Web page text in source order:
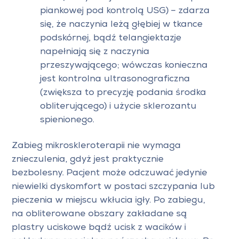
piankowej pod kontrolą USG) – zdarza
się, że naczynia leżą głębiej w tkance
podskórnej, bądź telangiektazje
napełniają się z naczynia
przeszywającego; wówczas konieczna
jest kontrolna ultrasonograficzna
(zwiększa to precyzję podania środka
obliterującego) i użycie sklerozantu
spienionego.
Zabieg mikroskleroterapii nie wymaga
znieczulenia, gdyż jest praktycznie
bezbolesny. Pacjent może odczuwać jedynie
niewielki dyskomfort w postaci szczypania lub
pieczenia w miejscu wkłucia igły. Po zabiegu,
na obliterowane obszary zakładane są
plastry uciskowe bądź ucisk z wacików i